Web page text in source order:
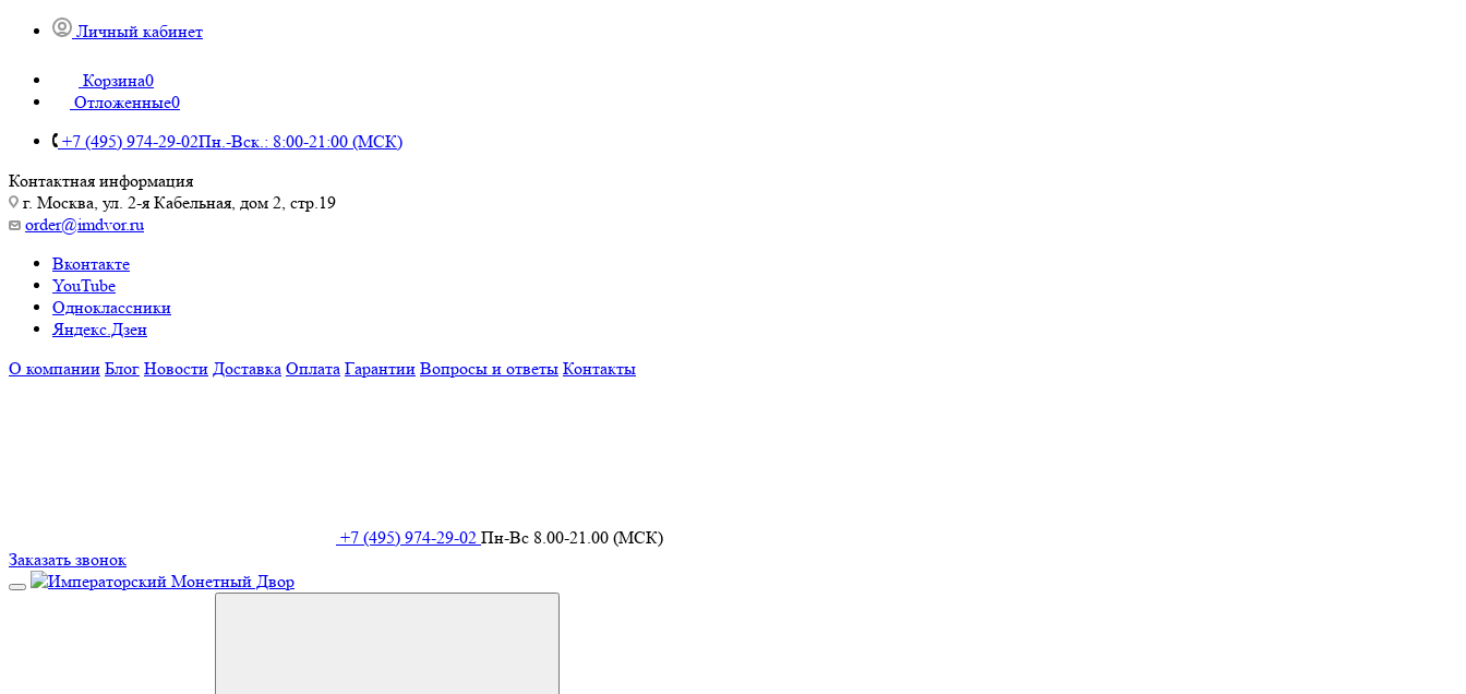
Личный кабинет
Корзина0
Отложенные0
+7 (495) 974-29-02Пн.-Вск.: 8:00-21:00 (МСК)
Контактная информация
г. Москва, ул. 2-я Кабельная, дом 2, стр.19
order@imdvor.ru
Вконтакте
YouTube
Одноклассники
Яндекс.Дзен
О компании Блог Новости Доставка Оплата Гарантии Вопросы и ответы Контакты
+7 (495) 974-29-02 Пн-Вс 8.00-21.00 (МСК)
Заказать звонок